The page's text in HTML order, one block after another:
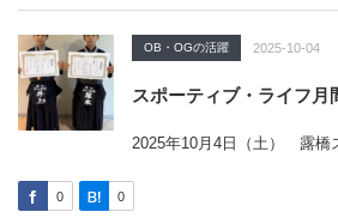
OB・OGの活躍 2025-10-04
スポーティブ・ライフ月
2025年10月4日（土） 露橋
0 0